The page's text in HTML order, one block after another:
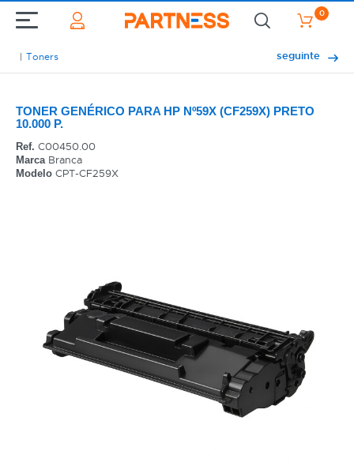
0
Toners seguinte
TONER GENÉRICO PARA HP Nº59X (CF259X) PRETO
10.000 P.
Ref. C00450.00
MarcaBranca
Modelo CPT-CF259X